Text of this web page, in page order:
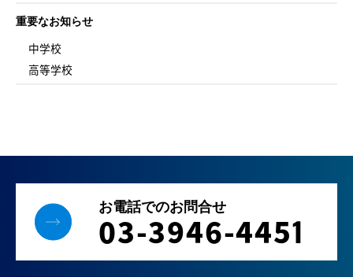
重要なお知らせ
中学校
高等学校
お電話でのお問合せ
03-3946-4451